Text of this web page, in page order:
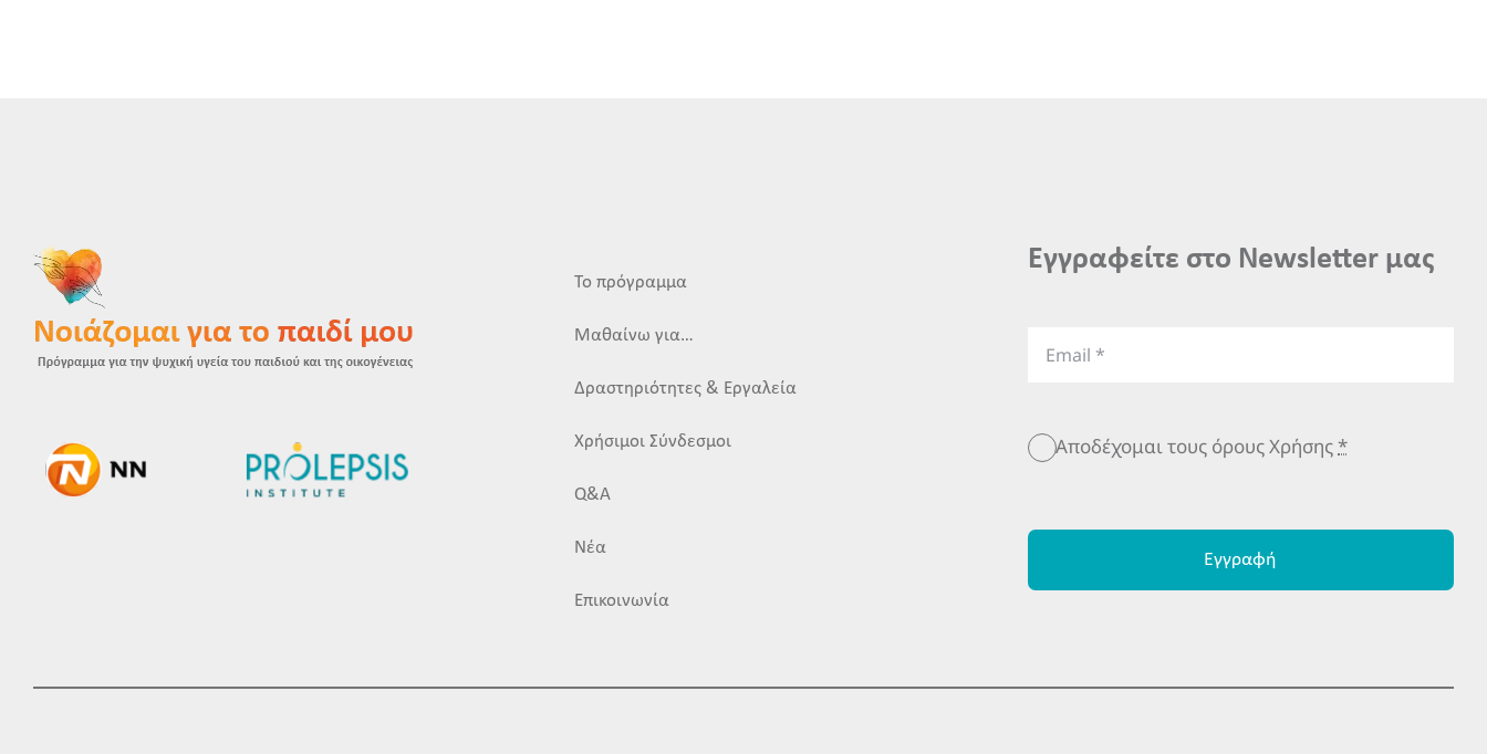
Το πρόγραμμα
Μαθαίνω για…
Δραστηριότητες & Εργαλεία
Χρήσιμοι Σύνδεσμοι
Q&A
Νέα
Επικοινωνία
Εγγραφείτε στο Newsletter μας
Αποδέχομαι τους όρους Χρήσης*
Εγγραφή